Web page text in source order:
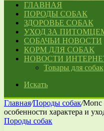
ГЛАВНАЯ
ПОРОДЫ СОБАК
ЗДОРОВЬЕ СОБАК
УХОД ЗА
СОБАЧЬИ НОВОСТИ
КОРМ ДЛЯ СОБАК
НОВОСТИ
Товары для собак
Искать
Главная/Породы собак/Мопс
особенности характера и
Породы собак